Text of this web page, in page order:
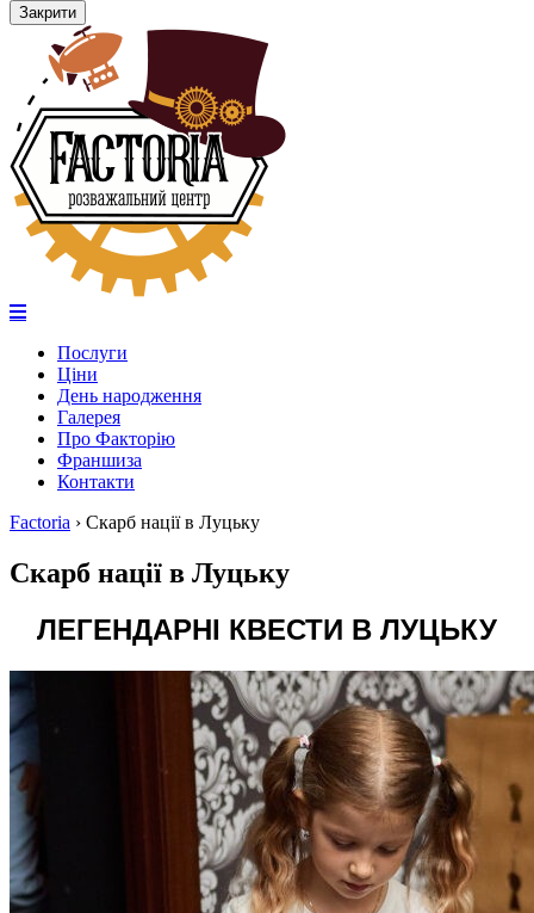
Закрити
Послуги
Ціни
День народження
Галерея
Про Факторію
Франшиза
Контакти
Factoria › Скарб нації в Луцьку
Скарб нації в Луцьку
ЛЕГЕНДАРНІ КВЕСТИ В ЛУЦЬКУ